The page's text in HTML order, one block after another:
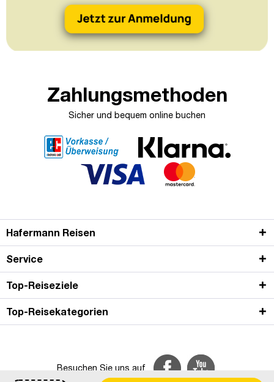
Zahlungsmethoden
Sicher und bequem online buchen
Hafermann Reisen
Service
Top-Reiseziele
Top-Reisekategorien
Besuchen Sie uns auf